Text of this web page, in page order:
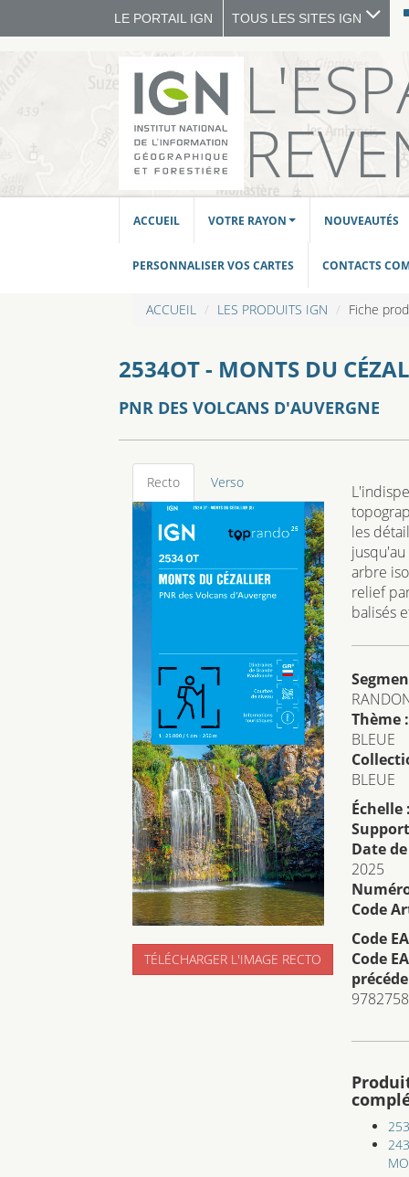
LE PORTAIL IGN TOUS LES SITES IGN
ACCUEIL VOTRE RAYON NOUVEAUTÉS
PERSONNALISER VOS CARTES CONTACTS
ACCUEIL LES PRODUITS IGN Fiche
2534OT - MONTS DU
PNR DES VOLCANS D'AUVERGNE
Recto Verso
TÉLÉCHARGER L'IMAGE RECTO
les
arbre
relief
balisés
Thème :
BLEUE
BLEUE
Échelle
Date
2025
Code
Code
Code